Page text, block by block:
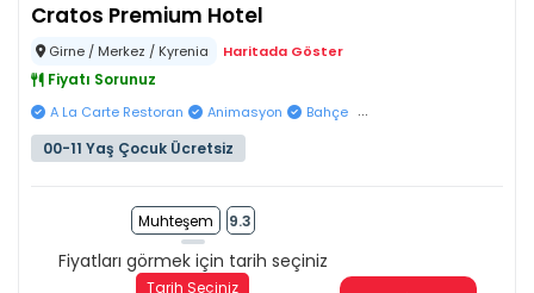
Cratos Premium Hotel
Girne / Merkez / Kyrenia Haritada Göster
Fiyatı Sorunuz
A La Carte Restoran Animasyon Bahçe ...
00-11 Yaş Çocuk Ücretsiz
Muhteşem 9.3
Fiyatları görmek için tarih seçiniz
Tarih Seçiniz